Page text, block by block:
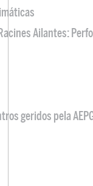
Ailantes:
geridos pela